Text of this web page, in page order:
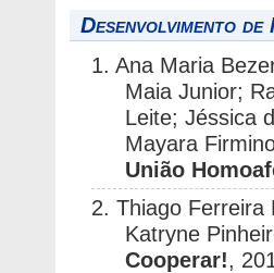
Desenvolvimento
1. Ana Maria
Maia Junior;
Leite; Jéssica
Mayara
União
2. Thiago Ferreira
Katryne
Cooperar!,